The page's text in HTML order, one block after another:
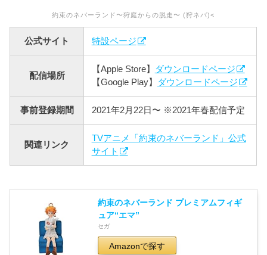
約束のネバーランド〜狩庭からの脱走〜 (狩ネバ)<
公式サイト 特設ページ
配信場所
【Apple Store】
ダウンロードページ
【Google Play】
ダウンロードページ
事前登録期間 2021年2月22日〜 ※2021年春配信予定
関連リンク
TVアニメ「約束のネバーランド」公式
サイト
約束のネバーランド プレミアムフィギ
ュア“エマ”
セガ
Amazonで探す